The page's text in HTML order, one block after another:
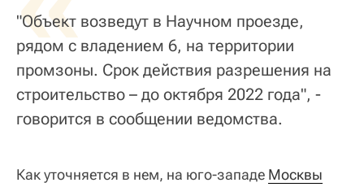
"Объект возведут в Научном проезде,
рядом с владением 6, на территории
промзоны. Срок действия разрешения на
строительство – до октября 2022 года", -
говорится в сообщении ведомства.
Как уточняется в нем, на юго-западе Москвы